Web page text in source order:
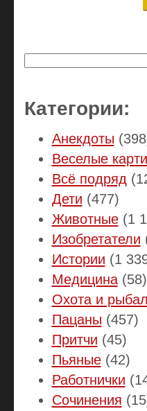
Категории:
Анекдоты
Веселые
Всё подряд
Дети (477)
Животные(1
Изобретатели
Истории (1
Медицина(58)
Охота и
Пацаны (457)
Притчи (45)
Пьяные(42)
Работнички
Сочинения